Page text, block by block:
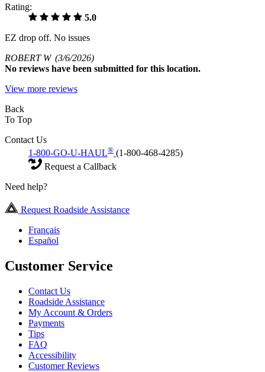
Rating:
5.0
EZ drop off. No issues
ROBERT W (3/6/2026)
No reviews have been submitted for this location.
View more reviews
Back
To Top
Contact Us
1-800-GO-U-HAUL® (1-800-468-4285)
Request a Callback
Need help?
Request Roadside Assistance
Français
Español
Customer Service
Contact Us
Roadside Assistance
My Account & Orders
Payments
Tips
FAQ
Accessibility
Customer Reviews